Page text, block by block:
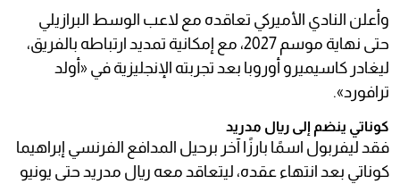
وأعلن النادي الأميركي تعاقده مع لاعب الوسط البرازيلي
حتى نهاية موسم 2027، مع إمكانية تمديد ارتباطه بالفريق،
ليغادر كاسيميرو أوروبا بعد تجربته الإنجليزية في «أولد
ترافورد».
كوناتي ينضم إلى ريال مدريد
فقد ليفربول اسمًا بارزًا آخر برحيل المدافع الفرنسي إبراهيما
كوناتي بعد انتهاء عقده، ليتعاقد معه ريال مدريد حتى يونيو